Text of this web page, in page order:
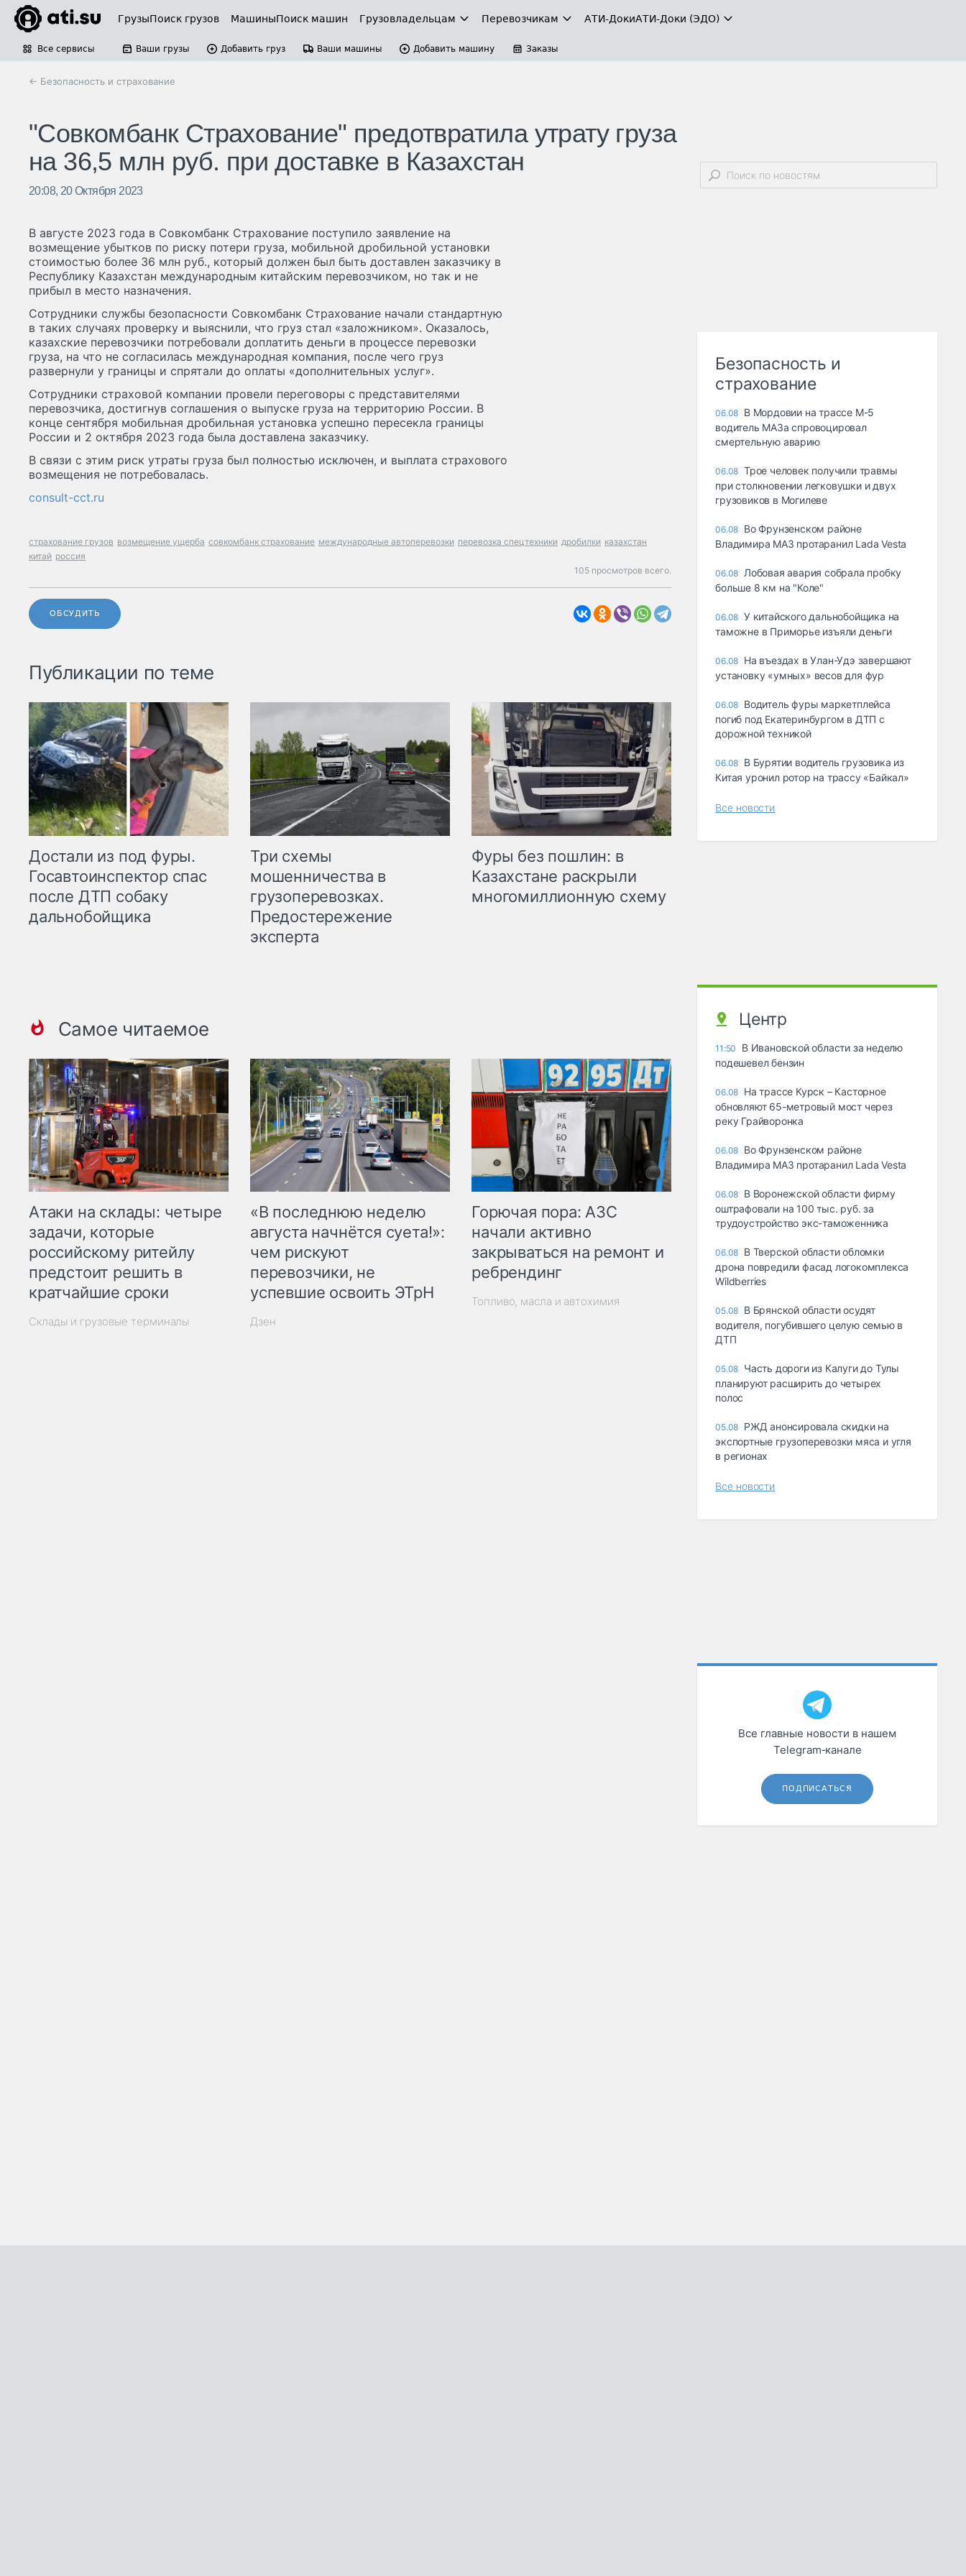
ГрузыПоиск грузов МашиныПоиск машин Грузовладельцам Перевозчикам АТИ-ДокиАТИ-Доки (ЭДО)
Все сервисы Ваши грузы Добавить груз Ваши машины Добавить машину Заказы
← Безопасность и страхование
"Совкомбанк Страхование" предотвратила утрату груза
на 36,5 млн руб. при доставке в Казахстан
20:08, 20 Октября 2023
В августе 2023 года в Совкомбанк Страхование поступило заявление на
возмещение убытков по риску потери груза, мобильной дробильной установки
стоимостью более 36 млн руб., который должен был быть доставлен заказчику в
Республику Казахстан международным китайским перевозчиком, но так и не
прибыл в место назначения.
Сотрудники службы безопасности Совкомбанк Страхование начали стандартную
в таких случаях проверку и выяснили, что груз стал «заложником». Оказалось,
казахские перевозчики потребовали доплатить деньги в процессе перевозки
груза, на что не согласилась международная компания, после чего груз
развернули у границы и спрятали до оплаты «дополнительных услуг».
Сотрудники страховой компании провели переговоры с представителями
перевозчика, достигнув соглашения о выпуске груза на территорию России. В
конце сентября мобильная дробильная установка успешно пересекла границы
России и 2 октября 2023 года была доставлена заказчику.
В связи с этим риск утраты груза был полностью исключен, и выплата страхового
возмещения не потребовалась.
consult-cct.ru
страхование грузов возмещение ущерба совкомбанк страхование международные автоперевозки перевозка спецтехники дробилки казахстан
китай россия
105 просмотров всего.
ОБСУДИТЬ
Публикации по теме
Достали из под фуры.
Госавтоинспектор спас
после ДТП собаку
дальнобойщика
Три схемы
мошенничества в
грузоперевозках.
Предостережение
эксперта
Фуры без пошлин: в
Казахстане раскрыли
многомиллионную схему
Самое читаемое
Атаки на склады: четыре
задачи, которые
российскому ритейлу
предстоит решить в
кратчайшие сроки
Склады и грузовые терминалы
«В последнюю неделю
августа начнётся суета!»:
чем рискуют
перевозчики, не
успевшие освоить ЭТрН
Дзен
Горючая пора: АЗС
начали активно
закрываться на ремонт и
ребрендинг
Топливо, масла и автохимия
Безопасность и
страхование
06.08 В Мордовии на трассе М-5
водитель МАЗа спровоцировал
смертельную аварию
06.08 Трое человек получили травмы
при столкновении легковушки и двух
грузовиков в Могилеве
06.08 Во Фрунзенском районе
Владимира МАЗ протаранил Lada Vesta
06.08 Лобовая авария собрала пробку
больше 8 км на "Коле"
06.08 У китайского дальнобойщика на
таможне в Приморье изъяли деньги
06.08 Ha въeздax в Улaн-Удэ зaвepшaют
ycтaнoвкy «yмныx» вecoв для фyp
06.08 Водитель фуры маркетплейса
погиб под Екатеринбургом в ДТП с
дорожной техникой
06.08 В Бурятии водитель грузовика из
Китая уронил ротор на трассу «Байкал»
Все новости
Центр
11:50
В Ивановской области за неделю
подешевел бензин
06.08 На трассе Курск – Касторное
обновляют 65-метровый мост через
реку Грайворонка
06.08 Во Фрунзенском районе
Владимира МАЗ протаранил Lada Vesta
06.08 В Воронежской области фирму
оштрафовали на 100 тыс. руб. за
трудоустройство экс-таможенника
06.08 В Тверской области обломки
дрона повредили фасад логокомплекса
Wildberries
05.08 В Брянской области осудят
водителя, погубившего целую семью в
ДТП
05.08 Часть дороги из Калуги до Тулы
планируют расширить до четырех
полос
05.08 РЖД анонсировала скидки на
экспортные грузоперевозки мяса и угля
в регионах
Все новости
Все главные новости в нашем
Telegram‑канале
ПОДПИСАТЬСЯ